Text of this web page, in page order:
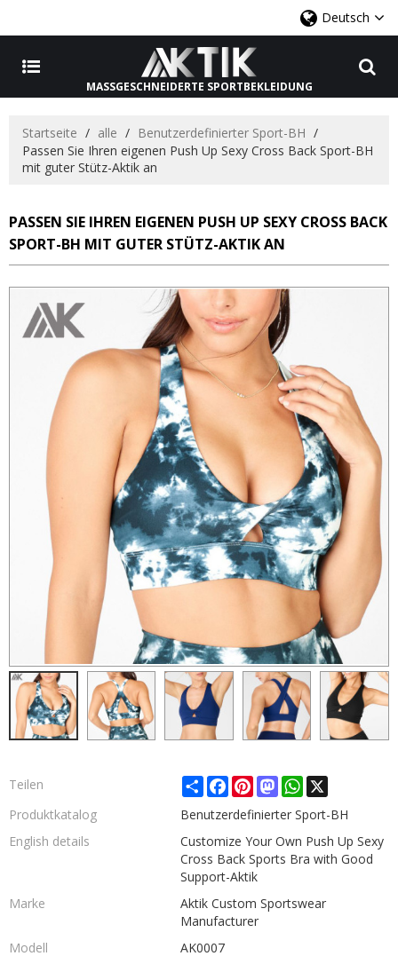
Deutsch
MASSGESCHNEIDERTE SPORTBEKLEIDUNG
Startseite / alle / Benutzerdefinierter Sport-BH /
Passen Sie Ihren eigenen Push Up Sexy Cross Back Sport-BH
mit guter Stütz-Aktik an
PASSEN SIE IHREN EIGENEN PUSH UP SEXY CROSS BACK
SPORT-BH MIT GUTER STÜTZ-AKTIK AN
Teilen ShareFacebook
PinterestMastodonWhatsApp
X
Produktkatalog
Benutzerdefinierter Sport-BH
English details
Customize Your Own Push Up Sexy
Cross Back Sports Bra with Good
Support-Aktik
Marke
Aktik Custom Sportswear
Manufacturer
Modell
AK0007